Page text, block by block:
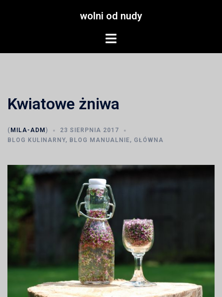
wolni od nudy
Menu
Kwiatowe żniwa
( MILA-ADM )
23 SIERPNIA 2017
BLOG KULINARNY, BLOG MANUALNIE, GŁÓWNA